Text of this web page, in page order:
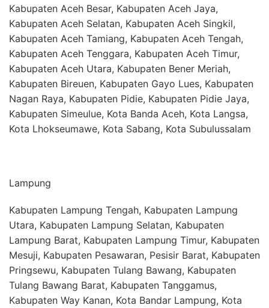
Kabupaten Aceh Besar, Kabupaten Aceh Jaya,
Kabupaten Aceh Selatan, Kabupaten Aceh Singkil,
Kabupaten Aceh Tamiang, Kabupaten Aceh Tengah,
Kabupaten Aceh Tenggara, Kabupaten Aceh Timur,
Kabupaten Aceh Utara, Kabupaten Bener Meriah,
Kabupaten Bireuen, Kabupaten Gayo Lues, Kabupaten
Nagan Raya, Kabupaten Pidie, Kabupaten Pidie Jaya,
Kabupaten Simeulue, Kota Banda Aceh, Kota Langsa,
Kota Lhokseumawe, Kota Sabang, Kota Subulussalam
Lampung
Kabupaten Lampung Tengah, Kabupaten Lampung
Utara, Kabupaten Lampung Selatan, Kabupaten
Lampung Barat, Kabupaten Lampung Timur, Kabupaten
Mesuji, Kabupaten Pesawaran, Pesisir Barat, Kabupaten
Pringsewu, Kabupaten Tulang Bawang, Kabupaten
Tulang Bawang Barat, Kabupaten Tanggamus,
Kabupaten Way Kanan, Kota Bandar Lampung, Kota